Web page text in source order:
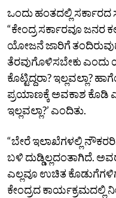
ಒಂದು ಹಂತದಲ್ಲಿ ಸರ್ಕಾರದ
“ಕೇಂದ್ರ ಸರ್ಕಾರವೂ ಜನರ
ಯೋಜನೆ ಜಾರಿಗೆ
ತೆರವುಗೊಳಿಸಬೇಕು
ಕೊಟ್ಟಿದ್ದರಾ?
ಪ್ರಯಾಣಕ್ಕೆ ಅವಕಾಶ ಕೊಡಿ
ಇಲ್ಲವಲ್ಲಾ?’ ಎಂದಿತು.
“ಬೇರೆ ಇಲಾಖೆಗಳಲ್ಲಿ
ಬಳಿ ದುಡ್ಡಿಲ್ಲದಂತಾಗಿದೆ.
ಎಲ್ಲವೂ ಉಚಿತ
ಕೇಂದ್ರದ ಕಾರ್ಯಕ್ರಮದಲ್ಲಿ